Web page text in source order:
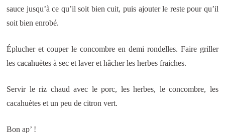
sauce jusqu’à ce qu’il soit bien cuit, puis ajouter le reste pour qu’il
soit bien enrobé.
Éplucher et couper le concombre en demi rondelles. Faire griller
les cacahuètes à sec et laver et hâcher les herbes fraiches.
Servir le riz chaud avec le porc, les herbes, le concombre, les
cacahuètes et un peu de citron vert.
Bon ap’ !